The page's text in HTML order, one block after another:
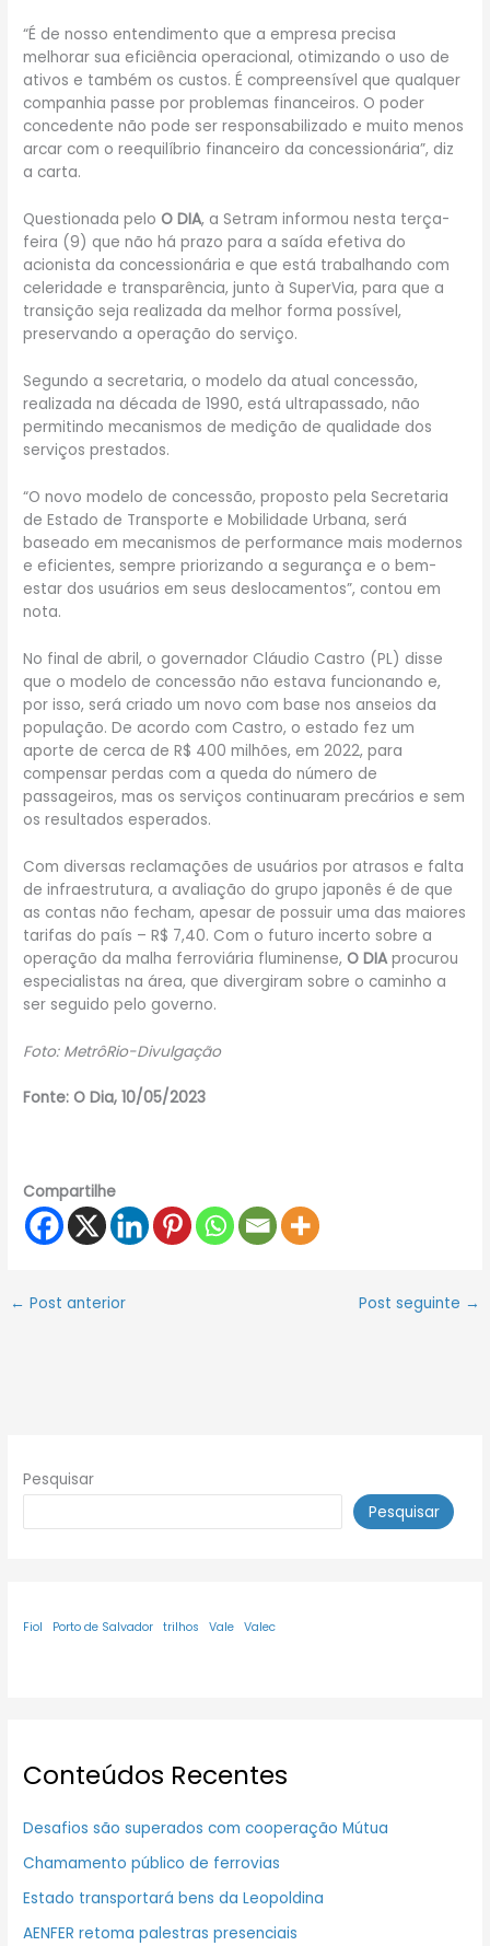
“É de nosso entendimento que a empresa precisa
melhorar sua eficiência operacional, otimizando o uso de
ativos e também os custos. É compreensível que qualquer
companhia passe por problemas financeiros. O poder
concedente não pode ser responsabilizado e muito menos
arcar com o reequilíbrio financeiro da concessionária”, diz
a carta.
Questionada pelo O DIA, a Setram informou nesta terça-
feira (9) que não há prazo para a saída efetiva do
acionista da concessionária e que está trabalhando com
celeridade e transparência, junto à SuperVia, para que a
transição seja realizada da melhor forma possível,
preservando a operação do serviço.
Segundo a secretaria, o modelo da atual concessão,
realizada na década de 1990, está ultrapassado, não
permitindo mecanismos de medição de qualidade dos
serviços prestados.
“O novo modelo de concessão, proposto pela Secretaria
de Estado de Transporte e Mobilidade Urbana, será
baseado em mecanismos de performance mais modernos
e eficientes, sempre priorizando a segurança e o bem-
estar dos usuários em seus deslocamentos”, contou em
nota.
No final de abril, o governador Cláudio Castro (PL) disse
que o modelo de concessão não estava funcionando e,
por isso, será criado um novo com base nos anseios da
população. De acordo com Castro, o estado fez um
aporte de cerca de R$ 400 milhões, em 2022, para
compensar perdas com a queda do número de
passageiros, mas os serviços continuaram precários e sem
os resultados esperados.
Com diversas reclamações de usuários por atrasos e falta
de infraestrutura, a avaliação do grupo japonês é de que
as contas não fecham, apesar de possuir uma das maiores
tarifas do país – R$ 7,40. Com o futuro incerto sobre a
operação da malha ferroviária fluminense, O DIAprocurou
especialistas na área, que divergiram sobre o caminho a
ser seguido pelo governo.
Foto: MetrôRio-Divulgação
Fonte: O Dia, 10/05/2023
Compartilhe
← Post anterior Post seguinte →
Pesquisar
Pesquisar
Fiol Porto de Salvador trilhos Vale Valec
Conteúdos Recentes
Desafios são superados com cooperação Mútua
Chamamento público de ferrovias
Estado transportará bens da Leopoldina
AENFER retoma palestras presenciais